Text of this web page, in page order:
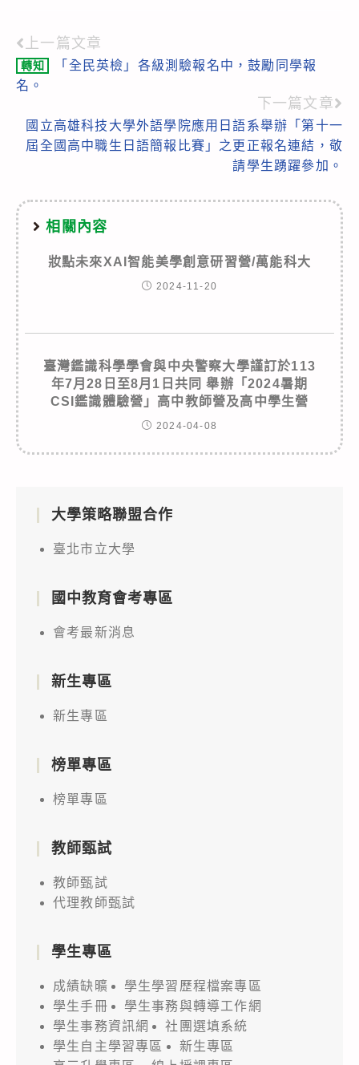
Read
more
上一篇文章
轉知
「全民英檢」各級測驗報名中，鼓勵同學報
名。
下一篇文章
國立高雄科技大學外語學院應用日語系舉辦「第十一
屆全國高中職生日語簡報比賽」之更正報名連結，敬
請學生踴躍參加。
相關內容
妝點未來XAI智能美學創意研習營/萬能科大
2024-11-20
臺灣鑑識科學學會與中央警察大學謹訂於113
年7月28日至8月1日共同 舉辦「2024暑期
CSI鑑識體驗營」高中教師營及高中學生營
2024-04-08
大學策略聯盟合作
臺北市立大學
國中教育會考專區
會考最新消息
新生專區
新生專區
榜單專區
榜單專區
教師甄試
教師甄試
代理教師甄試
學生專區
成績缺曠
學生學習歷程檔案專區
學生手冊
學生事務與轉導工作網
學生事務資訊網
社團選填系統
學生自主學習專區
新生專區